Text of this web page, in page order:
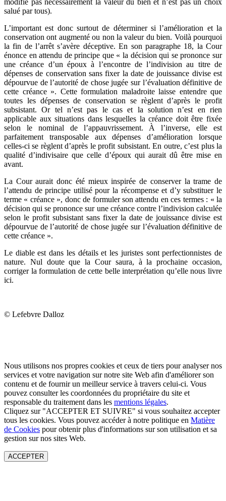
modifie pas nécessairement la valeur du bien et n’est pas un choix
salué par tous).
L’important est donc surtout de déterminer si l’amélioration et la
conservation ont augmenté ou non la valeur du bien. Voilà pourquoi
la fin de l’arrêt s’avère déceptive. En son paragraphe 18, la Cour
énonce en attendu de principe que « la décision qui se prononce sur
une créance d’un époux à l’encontre de l’indivision au titre de
dépenses de conservation sans fixer la date de jouissance divise est
dépourvue de l’autorité de chose jugée sur l’évaluation définitive de
cette créance ». Cette formulation maladroite laisse entendre que
toutes les dépenses de conservation se règlent d’après le profit
subsistant. Or tel n’est pas le cas et la solution n’est en rien
applicable aux situations dans lesquelles la créance doit être fixée
selon le nominal de l’appauvrissement. À l’inverse, elle est
parfaitement transposable aux dépenses d’amélioration lorsque
celles-ci se règlent d’après le profit subsistant. En outre, c’est plus la
qualité d’indivisaire que celle d’époux qui aurait dû être mise en
avant.
La Cour aurait donc été mieux inspirée de conserver la trame de
l’attendu de principe utilisé pour la récompense et d’y substituer le
terme « créance », donc de formuler son attendu en ces termes : « la
décision qui se prononce sur une créance contre l’indivision calculée
selon le profit subsistant sans fixer la date de jouissance divise est
dépourvue de l’autorité de chose jugée sur l’évaluation définitive de
cette créance ».
Le diable est dans les détails et les juristes sont perfectionnistes de
nature. Nul doute que la Cour saura, à la prochaine occasion,
corriger la formulation de cette belle interprétation qu’elle nous livre
ici.
© Lefebvre Dalloz
Nous utilisons nos propres cookies et ceux de tiers pour analyser nos
services et votre navigation sur notre site Web afin d'améliorer son
contenu et de fournir un meilleur service à travers celui-ci. Vous
pouvez consulter les coordonnées du propriétaire du site et
responsable du traitement dans les mentions légales.
Cliquez sur "ACCEPTER ET SUIVRE" si vous souhaitez accepter
tous les cookies. Vous pouvez accéder à notre politique en Matière
de Cookies pour obtenir plus d'informations sur son utilisation et sa
gestion sur nos sites Web.
ACCEPTER